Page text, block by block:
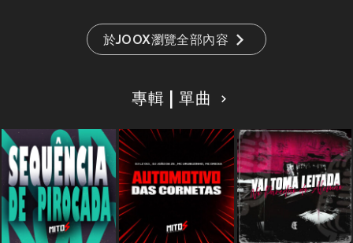
於JOOX瀏覽全部內容
專輯 | 單曲